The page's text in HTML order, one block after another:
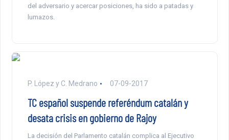
del adversario y acercar posiciones, ha sido a patadas y
lumazos.
P. López y C. Medrano 07-09-2017
TC español suspende referéndum catalán y
desata crisis en gobierno de Rajoy
La decisión del Parlamento catalán complica al Ejecutivo